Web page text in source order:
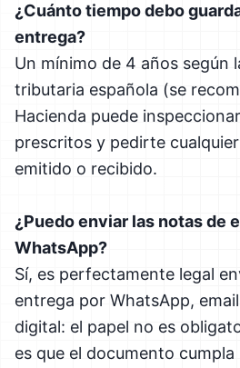
¿Cuánto tiempo debo
entrega?
Un mínimo de 4 años según
tributaria española (se
Hacienda puede
prescritos y pedirte
emitido o recibido.
¿Puedo enviar las notas de
WhatsApp?
Sí, es perfectamente legal
entrega por WhatsApp,
digital: el papel no es
es que el documento